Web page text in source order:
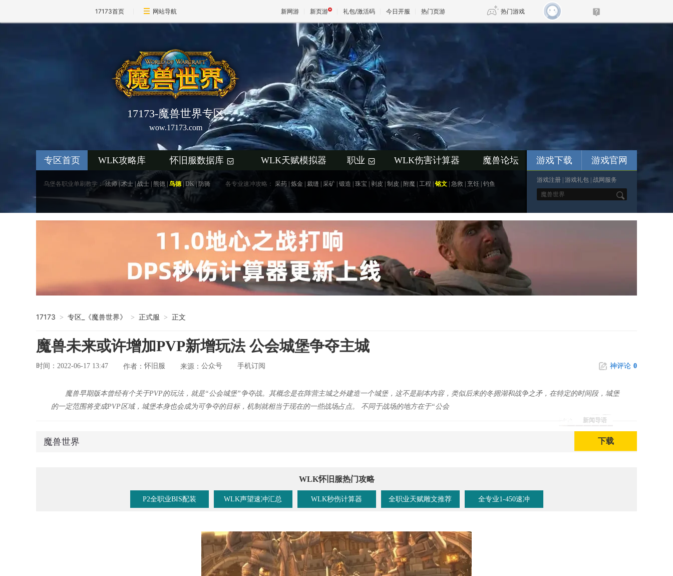
17173首页 网站导航 新网游 新页游 礼包/激活码 今日开服 热门页游 热门游戏
王权与自由 诛仙世界
17173-魔兽世界专区
wow.17173.com
专区首页 WLK攻略库 怀旧服数据库 + WLK天赋模拟器 职业 + WLK伤害计算器 魔兽论坛
乌堡各职业单刷教学： 法师 术士 |战士 熊德 鸟德| DK|防骑 各专业速冲攻略： 采药 炼金 裁缝 采矿 锻造 珠宝 剥皮 制皮 附魔 工程 铭文 急救 烹饪 钓鱼
游戏下载 游戏官网
游戏注册 游戏礼包 战网服务
*
17173 > 专区_《魔兽世界》 > 正式服 > 正文
魔兽未来或许增加PVP新增玩法 公会城堡争夺主城
时间：2022-06-17 13:47 作者： 怀旧服 来源： 公众号 手机订阅 神评论 0
新闻导语
魔兽早期版本曾经有个关于PVP的玩法，就是“公会城堡”争夺战。其概念是在阵营主城之外建造一个城堡，这不是副本内容，类似后来的冬拥湖和战争之矛，在特定的时间段，城堡
的一定范围将变成PVP区域，城堡本身也会成为可争夺的目标，机制就相当于现在的一些战场占点。 不同于战场的地方在于“公会
魔兽世界 下载
WLK怀旧服热门攻略
P2全职业BIS配装 WLK声望速冲汇总 WLK秒伤计算器 全职业天赋雕文推荐 全专业1-450速冲